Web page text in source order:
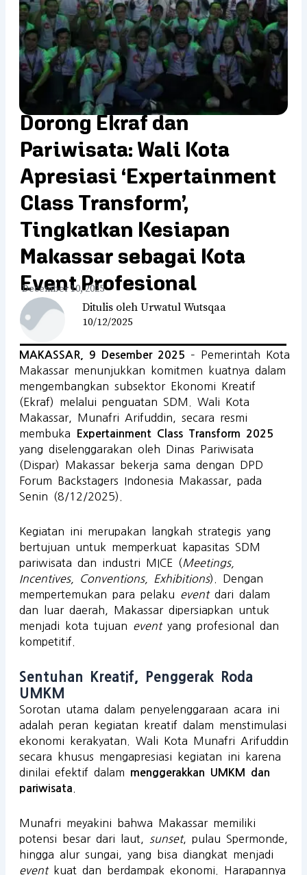
Dorong Ekraf dan
Pariwisata: Wali Kota
Apresiasi ‘Expertainment
Class Transform’,
Tingkatkan Kesiapan
Makassar sebagai Kota
Event Profesional
December 10, 2025
Ditulis oleh Urwatul Wutsqaa
10/12/2025
MAKASSAR, 9 Desember 2025 – Pemerintah Kota
Makassar menunjukkan komitmen kuatnya dalam
mengembangkan subsektor Ekonomi Kreatif
(Ekraf) melalui penguatan SDM. Wali Kota
Makassar, Munafri Arifuddin, secara resmi
membuka
Expertainment Class Transform 2025
yang diselenggarakan oleh Dinas Pariwisata
(Dispar) Makassar bekerja sama dengan DPD
Forum Backstagers Indonesia Makassar, pada
Senin (8/12/2025).
Kegiatan ini merupakan langkah strategis yang
bertujuan untuk memperkuat kapasitas SDM
pariwisata dan industri MICE (Meetings,
Incentives, Conventions, Exhibitions). Dengan
mempertemukan para pelaku eventdari dalam
dan luar daerah, Makassar dipersiapkan untuk
menjadi kota tujuan eventyang profesional dan
kompetitif.
Sentuhan Kreatif, Penggerak Roda
UMKM
Sorotan utama dalam penyelenggaraan acara ini
adalah peran kegiatan kreatif dalam menstimulasi
ekonomi kerakyatan. Wali Kota Munafri Arifuddin
secara khusus mengapresiasi kegiatan ini karena
dinilai efektif dalam
menggerakkan UMKM dan
pariwisata
Munafri meyakini bahwa Makassar memiliki
potensi besar dari laut,
sunset, pulau Spermonde,
hingga alur sungai, yang bisa diangkat menjadi
eventkuat dan berdampak ekonomi. Harapannya